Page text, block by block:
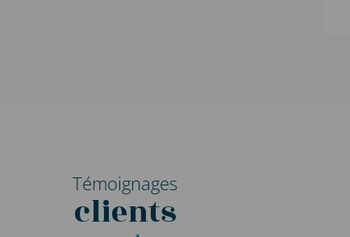
Témoignages
clients